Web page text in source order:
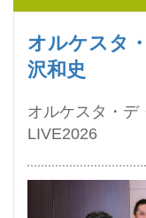
オルケスタ
沢和史
オルケスタ・デ
LIVE2026